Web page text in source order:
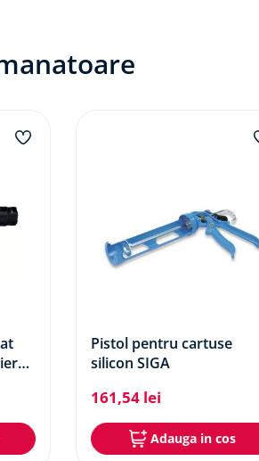
Pistol pentru cartuse
silicon SIGA
161,54 lei
Adauga in cos